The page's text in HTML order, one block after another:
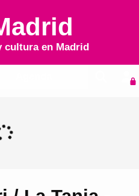
cultura en Madrid